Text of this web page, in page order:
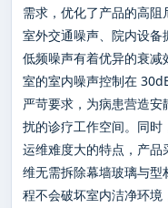
需求，优化了产品的高
室外交通噪声、院内设
低频噪声有着优异的衰
室的室内噪声控制在
严苛要求，为病患营造
扰的诊疗工作空间。同时
运维难度大的特点，产
维无需拆除幕墙玻璃与
程不会破坏室内洁净环